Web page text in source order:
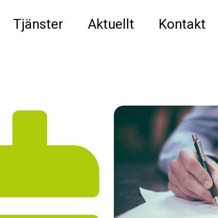
Tjänster Aktuellt Kontakt